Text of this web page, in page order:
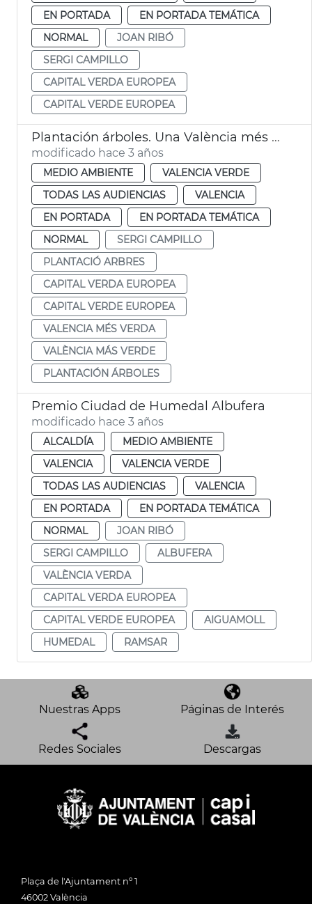
EN PORTADA
EN PORTADA TEMÁTICA
NORMAL
JOAN RIBÓ
SERGI CAMPILLO
CAPITAL VERDA EUROPEA
CAPITAL VERDE EUROPEA
Plantación árboles. Una València més verda
modificado hace 3 años
MEDIO AMBIENTE
VALENCIA VERDE
TODAS LAS AUDIENCIAS
VALENCIA
EN PORTADA
EN PORTADA TEMÁTICA
NORMAL
SERGI CAMPILLO
PLANTACIÓ ARBRES
CAPITAL VERDA EUROPEA
CAPITAL VERDE EUROPEA
VALENCIA MÉS VERDA
VALÈNCIA MÁS VERDE
PLANTACIÓN ÁRBOLES
Premio Ciudad de Humedal Albufera
modificado hace 3 años
ALCALDÍA
MEDIO AMBIENTE
VALENCIA
VALENCIA VERDE
TODAS LAS AUDIENCIAS
VALENCIA
EN PORTADA
EN PORTADA TEMÁTICA
NORMAL
JOAN RIBÓ
SERGI CAMPILLO
ALBUFERA
VALÈNCIA VERDA
CAPITAL VERDA EUROPEA
CAPITAL VERDE EUROPEA
AIGUAMOLL
HUMEDAL
RAMSAR
Nuestras Apps Páginas de Interés
Redes Sociales Descargas
Plaça de l'Ajuntament nº 1
46002 València